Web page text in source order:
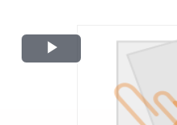
Play
Video